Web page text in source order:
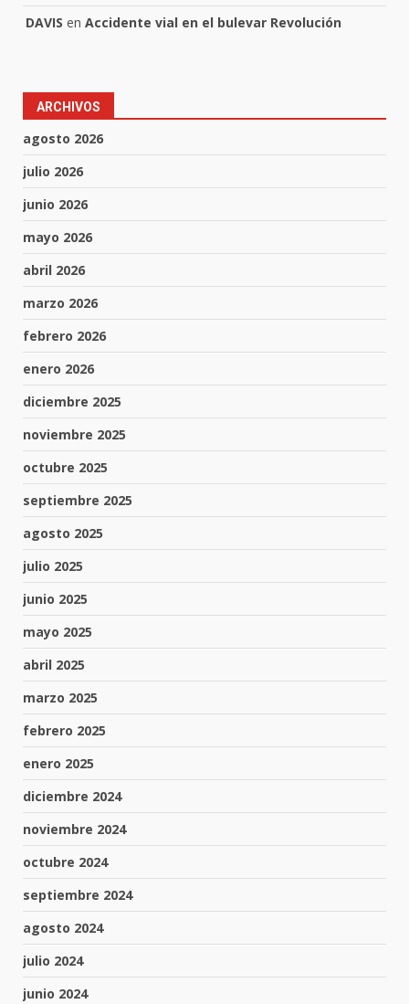
DAVIS en Accidente vial en el bulevar Revolución
ARCHIVOS
agosto 2026
julio 2026
junio 2026
mayo 2026
abril 2026
marzo 2026
febrero 2026
enero 2026
diciembre 2025
noviembre 2025
octubre 2025
septiembre 2025
agosto 2025
julio 2025
junio 2025
mayo 2025
abril 2025
marzo 2025
febrero 2025
enero 2025
diciembre 2024
noviembre 2024
octubre 2024
septiembre 2024
agosto 2024
julio 2024
junio 2024